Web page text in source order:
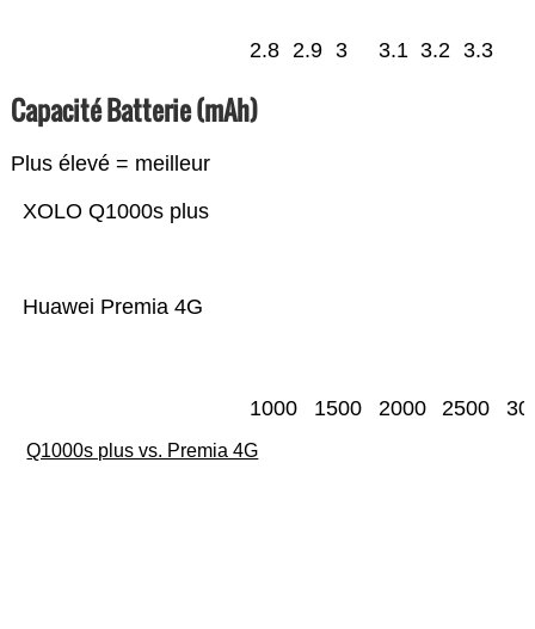
2.8 2.9 3 3.1 3.2 3.3
Capacité Batterie (mAh)
Plus élevé = meilleur
Huawei Premia 4G
XOLO Q1000s plus
1000 1500 2000 2500
Q1000s plus vs. Premia 4G